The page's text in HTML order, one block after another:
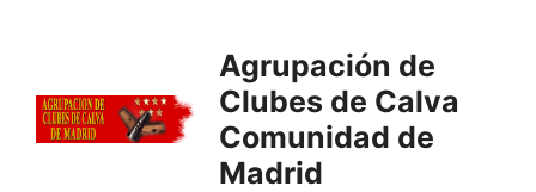
Agrupación de
Clubes de Calva
Comunidad de
Madrid